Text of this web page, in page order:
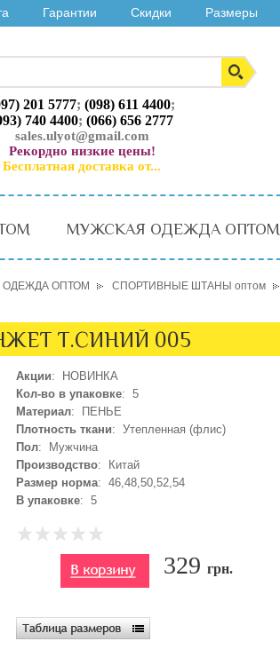
Гарантии Скидки Размеры
201 5777; (098) 611 4400;
740 4400; (066) 656 2777
sales.ulyot@gmail.com
Рекордно низкие цены!
Бесплатная доставка от...
МУЖСКАЯ ОДЕЖДА ОПТОМ
ОПТОМ СПОРТИВНЫЕ ШТАНЫ оптом
Т.СИНИЙ 005
Акции: НОВИНКА
Кол-во в упаковке: 5
Материал: ПЕНЬЕ
Плотность ткани: Утепленная (флис)
Пол: Мужчина
Производство: Китай
Размер норма: 46,48,50,52,54
В упаковке: 5
329 грн.